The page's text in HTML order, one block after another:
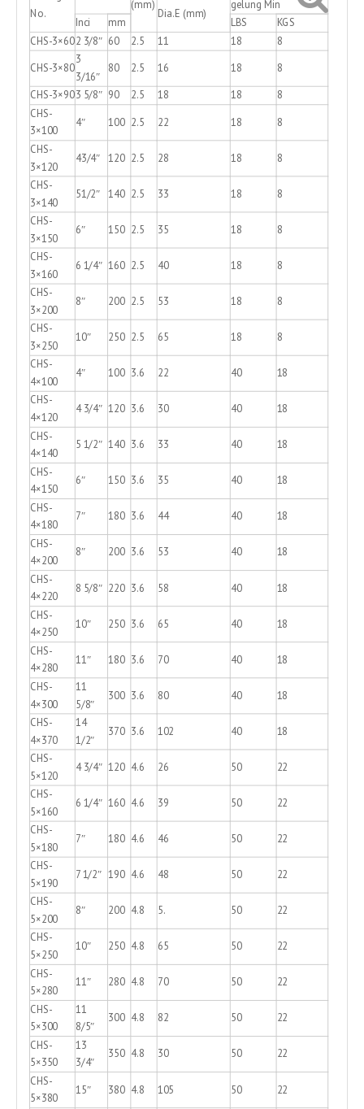
No.
(mm)
Dia.E (mm)
gelung Min
Inci mm LBS KGS
CHS-3×602 3/8″ 60 2.5 11 18
8
CHS-3×80
3
3/16″
80 2.5 16 18
8
CHS-3×903 5/8″ 90 2.5 18 18
8
CHS-
3×100
4″ 100 2.5 22 18
8
CHS-
3×120
43/4″ 120 2.5 28 18
8
CHS-
3×140
51/2″ 140 2.5 33 18 8
CHS-
3×150
6″ 150 2.5 35 18 8
CHS-
3×160
6 1/4″ 160 2.5 40 18 8
CHS-
3×200
8″ 200 2.5 53 18 8
CHS-
3×250
10″ 250 2.5 65 18 8
CHS-
4×100
4″ 100 3.6 22 40 18
CHS-
4×120
4 3/4″ 120 3.6 30 40 18
CHS-
4×140
5 1/2″ 140 3.6 33 40
18
CHS-
4×150
6″ 150 3.6 35 40
18
CHS-
4×180
7″ 180 3.6 44 40
18
CHS-
4×200
8″ 200 3.6 53 40
18
CHS-
4×220
8 5/8″ 220 3.6 58 40 18
CHS-
4×250
10″ 250 3.6 65 40
18
CHS-
4×280
11″ 180 3.6 70 40
18
CHS-
4×300
11
5/8″
300 3.6 80 40 18
CHS-
4×370
14
1/2″
370 3.6 102 40
18
CHS-
5×120
4 3/4″ 120 4.6 26 50 22
CHS-
5×160
6 1/4″ 160 4.6 39 50 22
CHS-
5×180
7″ 180 4.6 46 50 22
CHS-
5×190
7 1/2″ 190 4.6 48 50 22
CHS-
5×200
8″ 200 4.8 5. 50 22
CHS-
5×250
10″ 250 4.8 65 50 22
CHS-
5×280
11″ 280 4.8 70 50 22
CHS-
5×300
11
8/5″
300 4.8 82 50 22
CHS-
5×350
13
3/4″
350 4.8 30 50 22
CHS-
5×380
15″ 380 4.8 105 50 22